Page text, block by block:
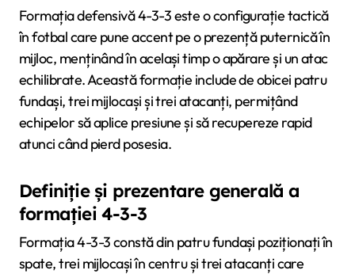
Formația defensivă 4-3-3 este o configurație tactică
în fotbal care pune accent pe o prezență puternică în
mijloc, menținând în același timp o apărare și un atac
echilibrate. Această formație include de obicei patru
fundași, trei mijlocași și trei atacanți, permițând
echipelor să aplice presiune și să recupereze rapid
atunci când pierd posesia.
Definiție și prezentare generală a
formației 4-3-3
Formația 4-3-3 constă din patru fundași poziționați în
spate, trei mijlocași în centru și trei atacanți care